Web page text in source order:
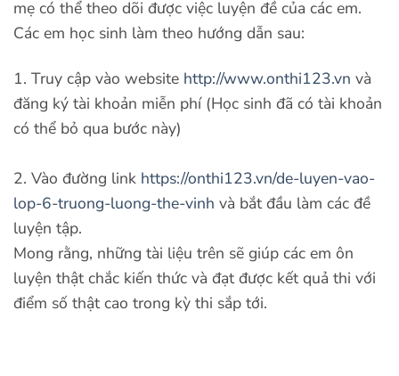
mẹ có thể theo dõi được việc luyện đề của các em.
Các em học sinh làm theo hướng dẫn sau:
1. Truy cập vào website http://www.onthi123.vn và
đăng ký tài khoản miễn phí (Học sinh đã có tài khoản
có thể bỏ qua bước này)
2. Vào đường link https://onthi123.vn/de-luyen-vao-
lop-6-truong-luong-the-vinh và bắt đầu làm các đề
luyện tập.
Mong rằng, những tài liệu trên sẽ giúp các em ôn
luyện thật chắc kiến thức và đạt được kết quả thi với
điểm số thật cao trong kỳ thi sắp tới.